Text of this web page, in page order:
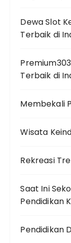
Dewa Slot
Terbaik di
Terbaik di
Membekali
Wisata
Rekreasi
Saat Ini
Pendidikan
Pendidikan